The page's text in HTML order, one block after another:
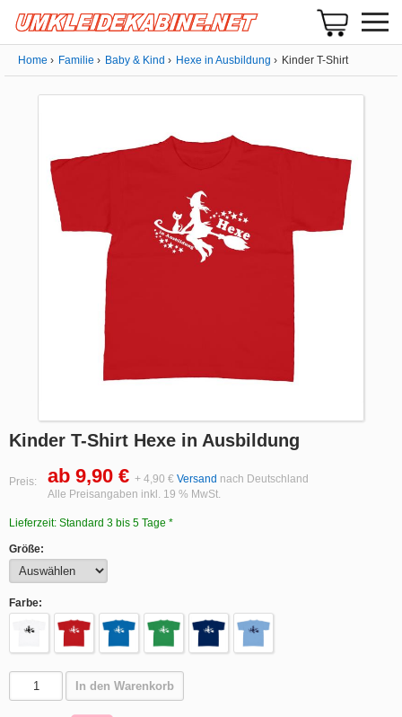
Home Familie Baby & Kind Hexe in Ausbildung Kinder T-Shirt
Kinder T-Shirt Hexe in Ausbildung
Preis: ab 9,90 € + 4,90 € Versand nach Deutschland
Alle Preisangaben inkl. 19 % MwSt.
Lieferzeit: Standard 3 bis 5 Tage *
Größe:
Farbe:
In den Warenkorb